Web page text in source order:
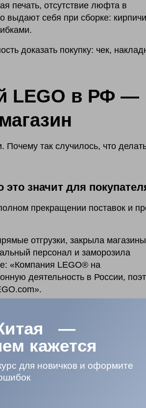
печать, отсутствие люфта в
выдают себя при сборке:
доказать покупку: чек,
LEGO в РФ —
так случилось, что
значит для
прекращении поставок и
отгрузки, закрыла магазины
персонал и заморозила
«Компания LEGO® на
деятельность в России,
брендов (Zara, IKEA, Apple и
С тех пор прошло четыре года,
на возобновление официальных
в России на официальных
параллельный импорт —
годов. LEGO включен в
—
кажется
для новичков и оформите